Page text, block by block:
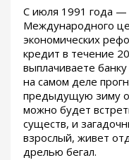
С июля 1991 года —
Международного
экономических
кредит в течение
выплачиваете
на самом деле
предыдущую зиму
можно будет
существ, и
взрослый, живет
дрелью бегал.